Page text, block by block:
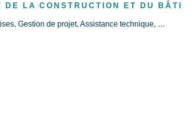
DE LA CONSTRUCTION ET DU BÂTI
Gestion de projet, Assistance technique, …